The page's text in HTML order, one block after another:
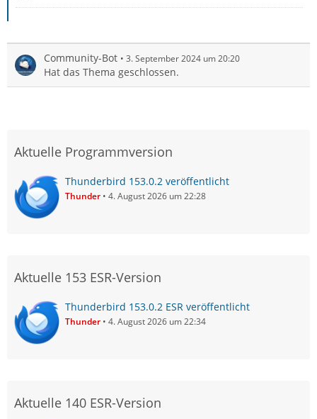
Community-Bot 3. September 2024 um 20:20
Hat das Thema geschlossen.
Aktuelle Programmversion
Thunderbird 153.0.2 veröffentlicht
Thunder 4. August 2026 um 22:28
Aktuelle 153 ESR-Version
Thunderbird 153.0.2 ESR veröffentlicht
Thunder 4. August 2026 um 22:34
Aktuelle 140 ESR-Version